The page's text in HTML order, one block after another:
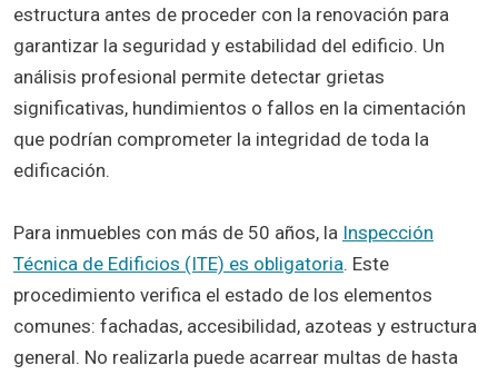
estructura antes de proceder con la renovación para
garantizar la seguridad y estabilidad del edificio. Un
análisis profesional permite detectar grietas
significativas, hundimientos o fallos en la cimentación
que podrían comprometer la integridad de toda la
edificación.
Para inmuebles con más de 50 años, la Inspección
Técnica de Edificios (ITE) es obligatoria. Este
procedimiento verifica el estado de los elementos
comunes: fachadas, accesibilidad, azoteas y estructura
general. No realizarla puede acarrear multas de hasta